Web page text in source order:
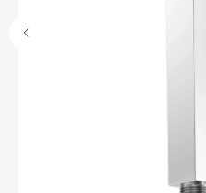
Принимаем звонки и обрабатываем